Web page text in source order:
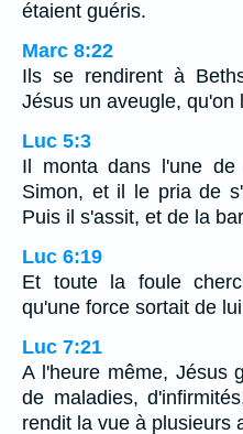
étaient guéris.
Marc 8:22
Ils se rendirent à
Jésus un aveugle, qu'on
Luc 5:3
Il monta dans l'une
Simon, et il le pria de
Puis il s'assit, et de la
Luc 6:19
Et toute la foule
qu'une force sortait de
Luc 7:21
A l'heure même, Jésus
de maladies,
rendit la vue à plusieurs